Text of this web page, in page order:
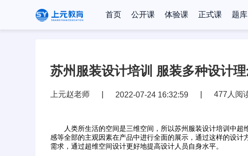
首页 公开课 体验课 正式课 题库
苏州服装设计培训 服装多种设计
上元赵老师 2022-07-24 16:32:59 477人阅
人类所生活的空间是三维空间，所以苏州服装设计培训中超
感等全部的主观因素在产品中进行全面的展示，通过这样的设
需求，通过超维空间设计更好地提高设计人员自身水平。